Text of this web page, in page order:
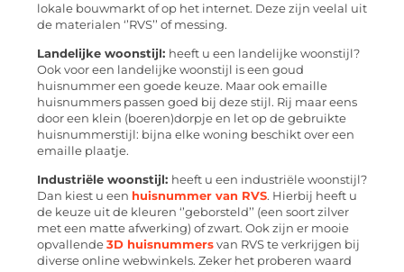
lokale bouwmarkt of op het internet. Deze zijn veelal uit
de materialen ‘’RVS’’ of messing.
Landelijke woonstijl: heeft u een landelijke woonstijl?
Ook voor een landelijke woonstijl is een goud
huisnummer een goede keuze. Maar ook emaille
huisnummers passen goed bij deze stijl. Rij maar eens
door een klein (boeren)dorpje en let op de gebruikte
huisnummerstijl: bijna elke woning beschikt over een
emaille plaatje.
Industriële woonstijl: heeft u een industriële woonstijl?
Dan kiest u een huisnummer van RVS. Hierbij heeft u
de keuze uit de kleuren ‘’geborsteld’’ (een soort zilver
met een matte afwerking) of zwart. Ook zijn er mooie
opvallende 3D huisnummers van RVS te verkrijgen bij
diverse online webwinkels. Zeker het proberen waard